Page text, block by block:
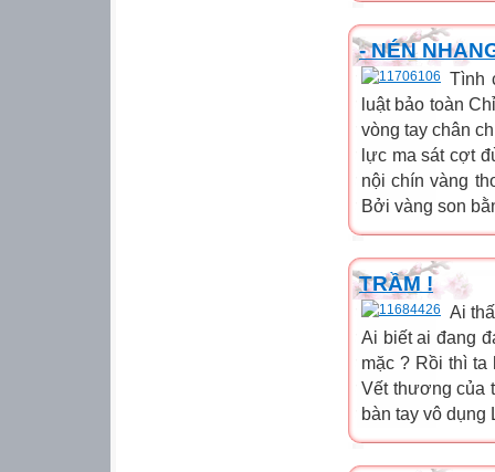
- NÉN
Tình
luật bảo toàn
vòng tay chân
lực ma sát cợt
nội chín vàng
Bởi vàng son
TRẦM !
Ai
Ai biết ai đang
mặc ? Rồi thì
Vết thương của
bàn tay vô dụng